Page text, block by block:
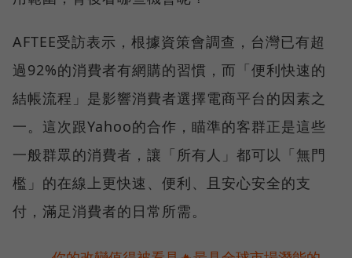
AFTEE受訪表示，根據資策會調查，台灣已有超
過92%的消費者有網購的習慣，而「便利快速的
結帳流程」是影響消費者選擇電商平台的因素之
一。這次跟Yahoo的合作，瞄準的客群正是這些
一般群眾的消費者，讓「所有人」都可以「無門
檻」的在線上更快速、便利、且安心安全的支
付，滿足消費者的日常所需。